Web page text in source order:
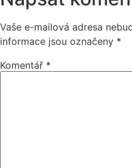
Vaše e-mailová adresa
informace jsou označeny *
Komentář *